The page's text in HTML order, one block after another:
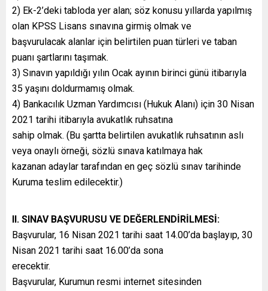
2) Ek-2’deki tabloda yer alan; söz konusu yıllarda yapılmış
olan KPSS Lisans sınavına girmiş olmak ve
başvurulacak alanlar için belirtilen puan türleri ve taban
puanı şartlarını taşımak.
3) Sınavın yapıldığı yılın Ocak ayının birinci günü itibarıyla
35 yaşını doldurmamış olmak.
4) Bankacılık Uzman Yardımcısı (Hukuk Alanı) için 30 Nisan
2021 tarihi itibarıyla avukatlık ruhsatına
sahip olmak. (Bu şartta belirtilen avukatlık ruhsatının aslı
veya onaylı örneği, sözlü sınava katılmaya hak
kazanan adaylar tarafından en geç sözlü sınav tarihinde
Kuruma teslim edilecektir.)
II. SINAV BAŞVURUSU VE DEĞERLENDİRİLMESİ:
Başvurular, 16 Nisan 2021 tarihi saat 14.00’da başlayıp, 30
Nisan 2021 tarihi saat 16.00’da sona
erecektir.
Başvurular, Kurumun resmi internet sitesinden